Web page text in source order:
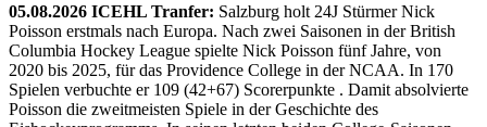
05.08.2026 ICEHL Tranfer: Salzburg holt 24J Stürmer Nick
Poisson erstmals nach Europa. Nach zwei Saisonen in der British
Columbia Hockey League spielte Nick Poisson fünf Jahre, von
2020 bis 2025, für das Providence College in der NCAA. In 170
Spielen verbuchte er 109 (42+67) Scorerpunkte . Damit absolvierte
Poisson die zweitmeisten Spiele in der Geschichte des